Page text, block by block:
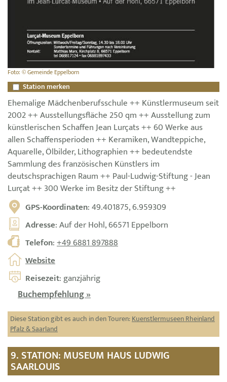
Foto: © Gemeinde Eppelborn
Station merken
Ehemalige Mädchenberufsschule ++ Künstlermuseum seit
2002 ++ Ausstellungsfläche 250 qm ++ Ausstellung zum
künstlerischen Schaffen Jean Lurçats ++ 60 Werke aus
allen Schaffensperioden ++ Keramiken, Wandteppiche,
Aquarelle, Ölbilder, Lithographien ++ bedeutendste
Sammlung des französischen Künstlers im
deutschsprachigen Raum ++ Paul-Ludwig-Stiftung - Jean
Lurçat ++ 300 Werke im Besitz der Stiftung ++
GPS-Koordinaten: 49.401875, 6.959309
Adresse: Auf der Hohl, 66571 Eppelborn
Telefon:+49 6881 897888
Website
Reisezeit: ganzjährig
Buchempfehlung »
Diese Station gibt es auch in den Touren:Kuenstlermuseen Rheinland
Pfalz & Saarland
9. STATION: MUSEUM HAUS LUDWIG
SAARLOUIS